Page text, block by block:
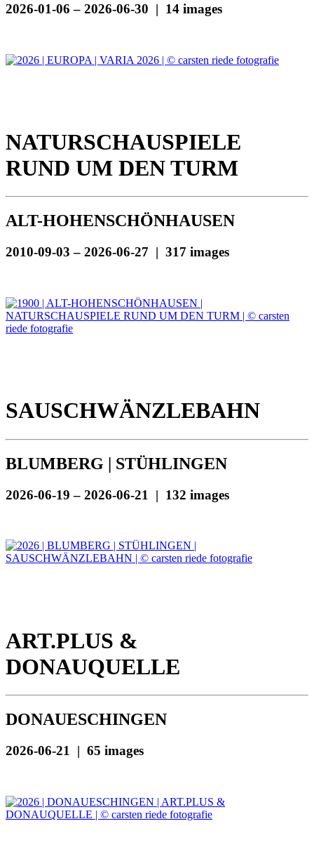
2026-01-06 – 2026-06-30 | 14 images
NATURSCHAUSPIELE
RUND UM DEN TURM
ALT-HOHENSCHÖNHAUSEN
2010-09-03 – 2026-06-27 | 317 images
SAUSCHWÄNZLEBAHN
BLUMBERG | STÜHLINGEN
2026-06-19 – 2026-06-21 | 132 images
ART.PLUS &
DONAUQUELLE
DONAUESCHINGEN
2026-06-21 | 65 images